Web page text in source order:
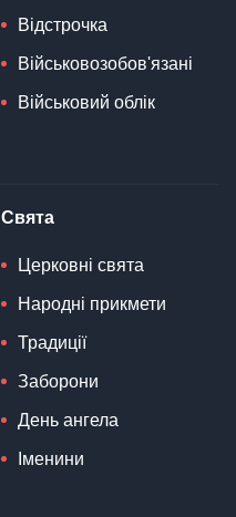
Відстрочка
Військовозобов'язані
Військовий облік
Свята
Церковні свята
Народні прикмети
Традиції
Заборони
День ангела
Іменини